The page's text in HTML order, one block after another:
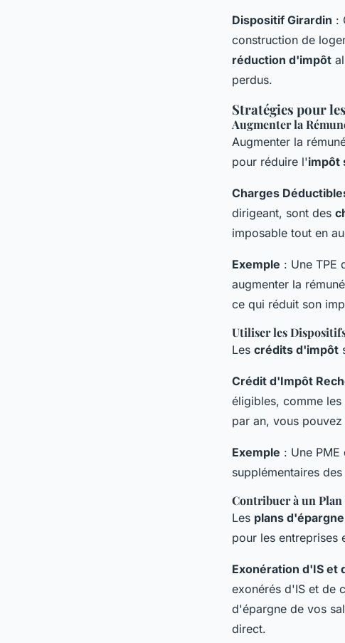
Dispositif Girardin :
construction de
réduction d'impôt
perdus.
Stratégies pour
Augmenter la
Augmenter la
pour réduire l'impôt
Charges
dirigeant, sont des
imposable tout en
Exemple : Une TPE
augmenter la
ce qui réduit son
Utiliser les
Les crédits d'impôt
Crédit d'Impôt
éligibles, comme
par an, vous
Exemple : Une
supplémentaires
Contribuer à un
Les plans
pour les entreprises
Exonération d'IS et
exonérés d'IS et de
d'épargne de vos
direct.